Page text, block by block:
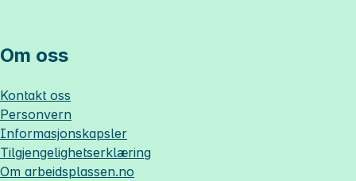
Om oss
Kontakt oss
Personvern
Informasjonskapsler
Tilgjengelighetserklæring
Om arbeidsplassen.no